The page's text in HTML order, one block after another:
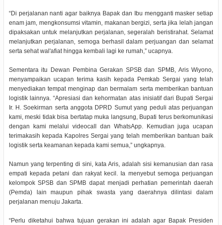
“Di perjalanan nanti agar baiknya Bapak dan Ibu mengganti masker setiap
enam jam, mengkonsumsi vitamin, makanan bergizi, serta jika lelah jangan
dipaksakan untuk melanjutkan perjalanan, segeralah beristirahat. Selamat
melanjutkan perjalanan, semoga berhasil dalam perjuangan dan selamat
serta sehat wal'afiat hingga kembali lagi ke rumah,” ucapnya.
Sementara itu Dewan Pembina Gerakan SPSB dan SPMB, Aris Wiyono,
menyampaikan ucapan terima kasih kepada Pemkab Sergai yang telah
menyediakan tempat menginap dan bermalam serta memberikan bantuan
logistik lainnya. “Apresiasi dan kehormatan atas inisiatif dari Bupati Sergai
Ir. H. Soekirman serta anggota DPRD Sumut yang peduli atas perjuangan
kami, meski tidak bisa bertatap muka langsung, Bupati terus berkomunikasi
dengan kami melalui videocall dan WhatsApp. Kemudian juga ucapan
terimakasih kepada Kapolres Sergai yang telah memberikan bantuan baik
logistik serta keamanan kepada kami semua,” ungkapnya.
Namun yang terpenting di sini, kata Aris, adalah sisi kemanusian dan rasa
empati kepada petani dan rakyat kecil. Ia menyebut semoga perjuangan
kelompok SPSB dan SPMB dapat menjadi perhatian pemerintah daerah
(Pemda) lain maupun pihak swasta yang daerahnya dilintasi dalam
perjalanan menuju Jakarta.
“Perlu diketahui bahwa tujuan gerakan ini adalah agar Bapak Presiden